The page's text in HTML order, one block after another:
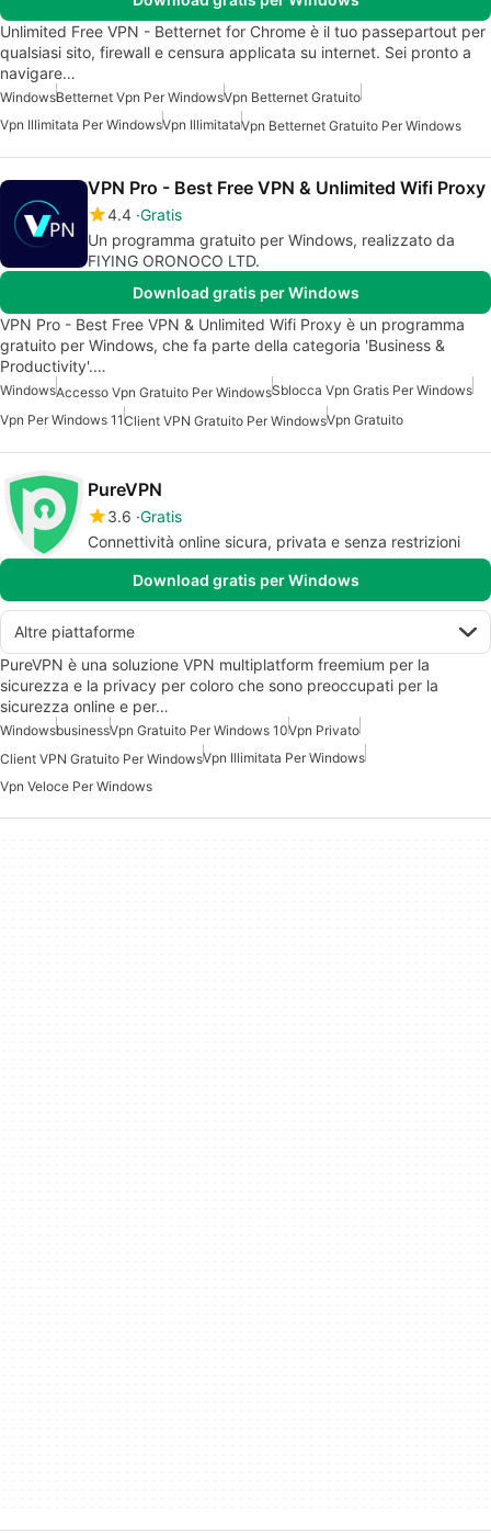
Unlimited Free VPN - Betternet for Chrome è il tuo passepartout per
qualsiasi sito, firewall e censura applicata su internet. Sei pronto a
navigare…
WindowsBetternet Vpn Per WindowsVpn Betternet Gratuito
Vpn Illimitata Per WindowsVpn IllimitataVpn Betternet Gratuito Per Windows
VPN Pro - Best Free VPN & Unlimited Wifi Proxy
4.4 Gratis
Un programma gratuito per Windows, realizzato da
FIYING ORONOCO LTD.
Download gratis per Windows
VPN Pro - Best Free VPN & Unlimited Wifi Proxy è un programma
gratuito per Windows, che fa parte della categoria 'Business &
Productivity'.…
WindowsAccesso Vpn Gratuito Per WindowsSblocca Vpn Gratis Per Windows
Vpn Per Windows 11Client VPN Gratuito Per WindowsVpn Gratuito
PureVPN
3.6 Gratis
Connettività online sicura, privata e senza restrizioni
Download gratis per Windows
Altre piattaforme
PureVPN è una soluzione VPN multiplatform freemium per la
sicurezza e la privacy per coloro che sono preoccupati per la
sicurezza online e per…
WindowsbusinessVpn Gratuito Per Windows 10Vpn Privato
Client VPN Gratuito Per WindowsVpn Illimitata Per Windows
Vpn Veloce Per Windows